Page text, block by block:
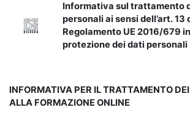
Informativa sul trattamento
personali ai sensi dell’art. 13
Regolamento UE 2016/679
protezione dei dati personali
INFORMATIVA PER IL TRATTAMENTO
ALLA FORMAZIONE ONLINE